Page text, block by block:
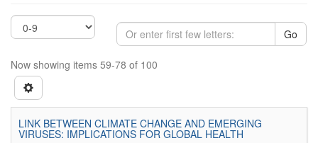
Go
Now showing items 59-78 of 100
LINK BETWEEN CLIMATE CHANGE AND EMERGING
VIRUSES: IMPLICATIONS FOR GLOBAL HEALTH